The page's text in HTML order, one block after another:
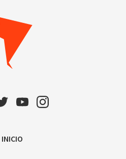
INICIO